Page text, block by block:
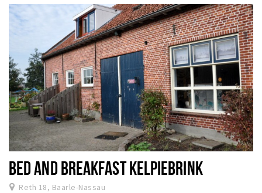
BED AND BREAKFAST KELPIEBRINK
Reth 18, Baarle-Nassau